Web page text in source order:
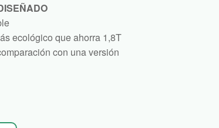
ecológico que ahorra 1,8T
con una versión